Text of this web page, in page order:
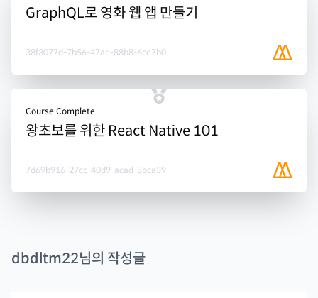
GraphQL로 영화 웹 앱 만들기
38f3077d-7b56-47ae-88b8-6ce7b0
Course Complete
왕초보를 위한 React Native 101
7d69b916-27cc-40d9-acad-8bca39
dbdltm22님의 작성글